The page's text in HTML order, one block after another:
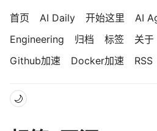
首页 AI Daily 开始这里 AI
Engineering
归档 标签 关于
Github加速
Docker加速 RSS
🌙